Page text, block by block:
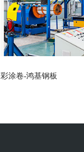
彩涂卷-鸿基钢板